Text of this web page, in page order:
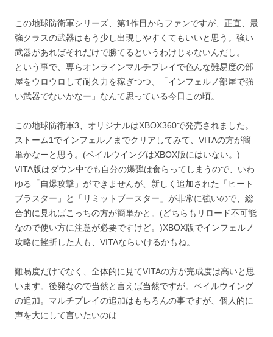
この地球防衛軍シリーズ、第1作目からファンですが、正直、最
強クラスの武器はもう少し出現しやすくてもいいと思う。強い
武器があればそれだけで勝てるというわけじゃないんだし。
という事で、専らオンラインマルチプレイで色んな難易度の部
屋をウロウロして耐久力を稼ぎつつ、「インフェルノ部屋で強
い武器でないかなー」なんて思っている今日この頃。
この地球防衛軍3、オリジナルはXBOX360で発売されました。
ストーム1でインフェルノまでクリアしてみて、VITAの方が簡
単かなーと思う。(ペイルウイングはXBOX版にはいない。)
VITA版はダウン中でも自分の爆弾は食らってしまうので、いわ
ゆる「自爆攻撃」ができませんが、新しく追加された「ヒート
ブラスター」と「リミットブースター」が非常に強いので、総
合的に見ればこっちの方が簡単かと。(どちらもリロード不可能
なので使い方に注意が必要ですけど。)XBOX版でインフェルノ
攻略に挫折した人も、VITAならいけるかもね。
難易度だけでなく、全体的に見てVITAの方が完成度は高いと思
います。後発なので当然と言えば当然ですが。ペイルウイング
の追加。マルチプレイの追加はもちろんの事ですが、個人的に
声を大にして言いたいのは